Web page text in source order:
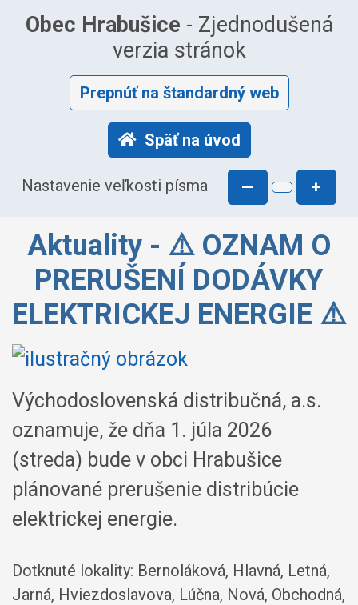
Obec Hrabušice - Zjednodušená
verzia stránok
Prepnúť na štandardný web
Späť na úvod
Nastavenie veľkosti písma — +
Aktuality - ⚠️ OZNAM O
PRERUŠENÍ DODÁVKY
ELEKTRICKEJ ENERGIE ⚠️
Východoslovenská distribučná, a.s.
oznamuje, že dňa 1. júla 2026
(streda) bude v obci Hrabušice
plánované prerušenie distribúcie
elektrickej energie.
Dotknuté lokality: Bernoláková, Hlavná, Letná,
Jarná, Hviezdoslavova, Lúčna, Nová, Obchodná,